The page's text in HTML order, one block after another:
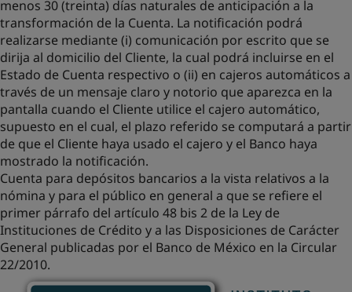
menos 30 (treinta) días naturales de anticipación a la
transformación de la Cuenta. La notificación podrá
realizarse mediante (i) comunicación por escrito que se
dirija al domicilio del Cliente, la cual podrá incluirse en el
Estado de Cuenta respectivo o (ii) en cajeros automáticos a
través de un mensaje claro y notorio que aparezca en la
pantalla cuando el Cliente utilice el cajero automático,
supuesto en el cual, el plazo referido se computará a partir
de que el Cliente haya usado el cajero y el Banco haya
mostrado la notificación.
Cuenta para depósitos bancarios a la vista relativos a la
nómina y para el público en general a que se refiere el
primer párrafo del artículo 48 bis 2 de la Ley de
Instituciones de Crédito y a las Disposiciones de Carácter
General publicadas por el Banco de México en la Circular
22/2010.